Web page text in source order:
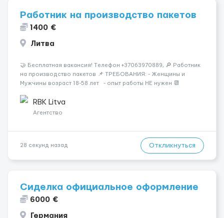
Работник на производство пакетов
1400 €
Литва
🤝 Бесплатная вакансия! Tелефон +37063970889, 🔎 Работник
на производство пакетов 📌 ТРЕБОВАНИЯ: - Женщины и
Мужчины возраст 18-58 лет - опыт работы НЕ нужен 📆
должности), смены по 11-12 часов 💳 ОПЛАТА ...
RBK Litva
Агентство
28 секунд назад Откликнуться
Сиделка официальное оформление
6000 €
Германия